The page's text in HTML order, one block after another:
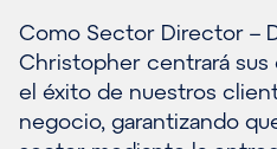
Como Sector Director –
Christopher centrará sus
el éxito de nuestros
negocio, garantizando